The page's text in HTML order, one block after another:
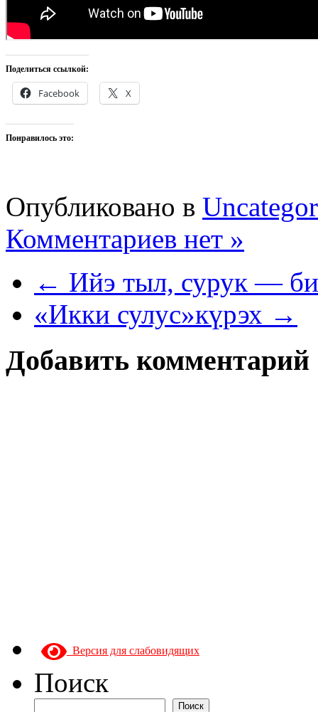
Поделиться ссылкой:
Facebook X
Понравилось это:
Опубликовано в
Комментариев нет »
← Ийэ тыл, сурук —
«Икки сулус»күрэх →
Добавить комментарий
Версия для слабовидящих
Поиск
Поиск